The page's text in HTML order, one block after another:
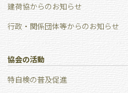
建荷協からのお知らせ
行政・関係団体等からのお知らせ
協会の活動
特⾃検の普及促進